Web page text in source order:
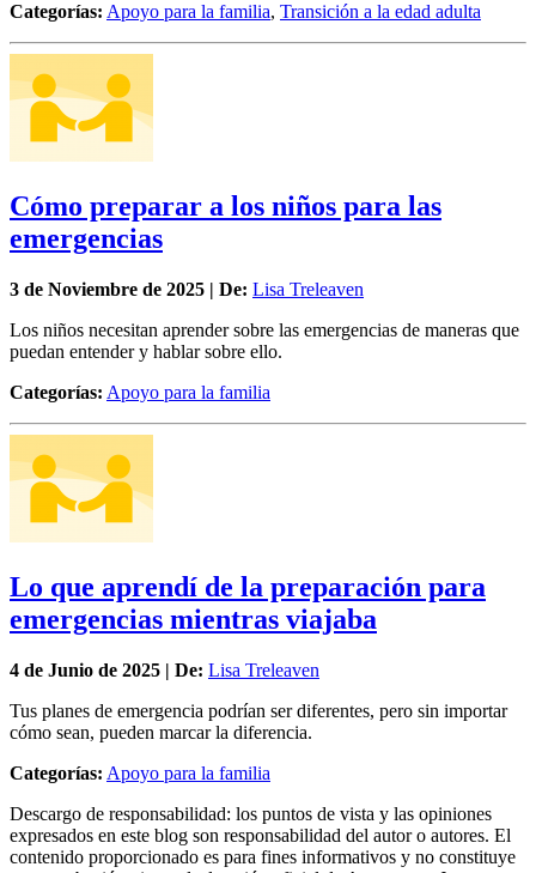
Categorías: Apoyo para la familia, Transición a la edad adulta
Cómo preparar a los niños para las
emergencias
3 de Noviembre de 2025 | De: Lisa Treleaven
Los niños necesitan aprender sobre las emergencias de maneras que
puedan entender y hablar sobre ello.
Categorías: Apoyo para la familia
Lo que aprendí de la preparación para
emergencias mientras viajaba
4 de Junio de 2025 | De: Lisa Treleaven
Tus planes de emergencia podrían ser diferentes, pero sin importar
cómo sean, pueden marcar la diferencia.
Categorías: Apoyo para la familia
Descargo de responsabilidad: los puntos de vista y las opiniones
expresados en este blog son responsabilidad del autor o autores. El
contenido proporcionado es para fines informativos y no constituye